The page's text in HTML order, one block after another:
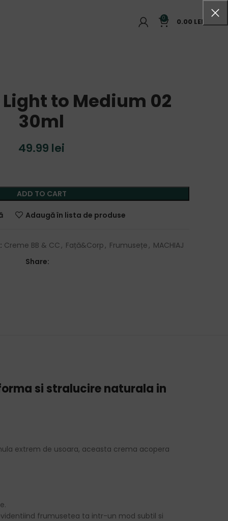
0 0.00 LEI
Light to Medium 02
30ml
49.99 lei
ADD TO CART
Adaugă în lista de produse
Creme BB & CC, Față&Corp, Frumusețe, MACHIAJ
Share:
si stralucire naturala in
extrem de usoara, aceasta crema acopera
frumusetea ta intr-un mod subtil si